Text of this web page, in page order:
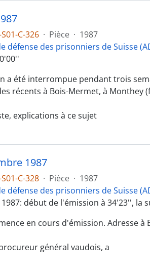
C-326 · Pièce · 1987
défense des prisonniers de Suisse
a été interrompue pendant trois
récents à Bois-Mermet, à Monthey
explications à ce sujet
1987
C-328 · Pièce · 1987
défense des prisonniers de Suisse
début de l'émission à 34'23'', la
en cours d'émission. Adresse à
général vaudois, a